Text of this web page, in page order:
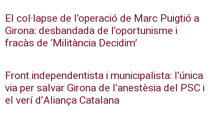
El col·lapse de l’operació de Marc Puigtió a
Girona: desbandada de l’oportunisme i
fracàs de ‘Militància Decidim’
Front independentista i municipalista: l’única
via per salvar Girona de l’anestèsia del PSC i
el verí d’Aliança Catalana